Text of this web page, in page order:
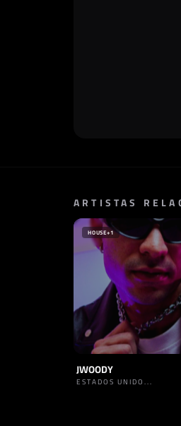
ARTISTAS
HOUSE+1
JWOODY
ESTADOS UNIDO...